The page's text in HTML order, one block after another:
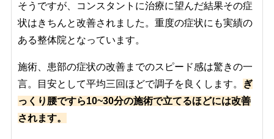
そうですが、コンスタントに治療に望んだ結果その症
状はきちんと改善されました。重度の症状にも実績の
ある整体院となっています。
施術、患部の症状の改善までのスピード感は驚きの一
言。目安として平均三回ほどで調子を良くします。
ぎ
っくり腰ですら10~30分の施術で立てるほどには改善
されます。